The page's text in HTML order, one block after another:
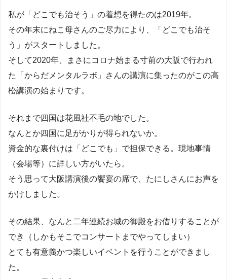
私が「どこでも治そう」の着想を得たのは2019年。
その年末にねこ母さんのご尽力により、「どこでも治そ
う」がスタートしました。
そして2020年、まさにコロナ始まる寸前の大阪で行われ
た「からだメンタルラボ」さんの講演に集ったのがこの高
松講演の始まりです。
それまで四国は花風社不毛の地でした。
なんとか四国に足がかりが得られないか。
資金的な裏付けは「どこでも」で担保できる。現地事情
（会場等）に詳しい方がいたら。
そう思って大阪講演後の饗宴の席で、たにしさんにお声を
かけしました。
その結果、なんと二年連続お城の御殿をお借りすることが
でき（しかもそこでコンサートまでやってしまい）
とても有意義かつ楽しいイベントを行うことができまし
た。